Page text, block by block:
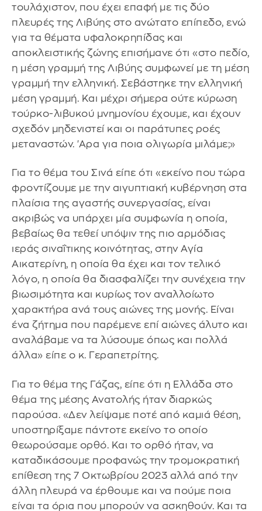
τουλάχιστον, που έχει επαφή με τις δύο
πλευρές της Λιβύης στο ανώτατο επίπεδο, ενώ
για τα θέματα υφαλοκρηπίδας και
αποκλειστικής ζώνης επισήμανε ότι «στο πεδίο,
η μέση γραμμή της Λιβύης συμφωνεί με τη μέση
γραμμή την ελληνική. Σεβάστηκε την ελληνική
μέση γραμμή. Και μέχρι σήμερα ούτε κύρωση
τούρκο-λιβυκού μνημονίου έχουμε, και έχουν
σχεδόν μηδενιστεί και οι παράτυπες ροές
μεταναστών. 'Αρα για ποια ολιγωρία μιλάμε;»
Για το θέμα του Σινά είπε ότι «εκείνο που τώρα
φροντίζουμε με την αιγυπτιακή κυβέρνηση στα
πλαίσια της αγαστής συνεργασίας, είναι
ακριβώς να υπάρχει μία συμφωνία η οποία,
βεβαίως θα τεθεί υπόψιν της πιο αρμόδιας
ιεράς σιναΐτικης κοινότητας, στην Αγία
Αικατερίνη, η οποία θα έχει και τον τελικό
λόγο, η οποία θα διασφαλίζει την συνέχεια την
βιωσιμότητα και κυρίως τον αναλλοίωτο
χαρακτήρα ανά τους αιώνες της μονής. Είναι
ένα ζήτημα που παρέμενε επί αιώνες άλυτο και
αναλάβαμε να τα λύσουμε όπως και πολλά
άλλα» είπε ο κ. Γεραπετρίτης.
Για το θέμα της Γάζας, είπε ότι η Ελλάδα στο
θέμα της μέσης Ανατολής ήταν διαρκώς
παρούσα. «Δεν λείψαμε ποτέ από καμιά θέση,
υποστηρίξαμε πάντοτε εκείνο το οποίο
θεωρούσαμε ορθό. Και το ορθό ήταν, να
καταδικάσουμε προφανώς την τρομοκρατική
επίθεση της 7 Οκτωβρίου 2023 αλλά από την
άλλη πλευρά να έρθουμε και να πούμε ποια
είναι τα όρια που μπορούν να ασκηθούν. Και τα